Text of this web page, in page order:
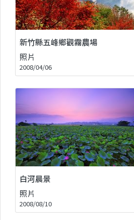
新竹縣五峰鄉觀霧農場
照片
2008/04/06
白河晨景
照片
2008/08/10